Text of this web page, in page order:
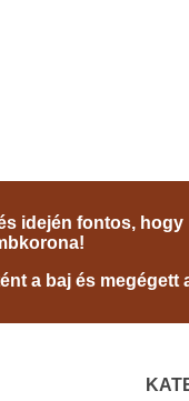
idején fontos,
a baj és